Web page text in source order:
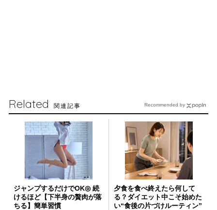
Related 関連記事
ジャンプするだけでOK◎ 続
けるほど【下半身の贅肉が落
ちる】簡単習慣
夕食を食べ終えたら何して
る？ダイエット中こそ始めた
い“食後の片づけルーティン”
Recommended by